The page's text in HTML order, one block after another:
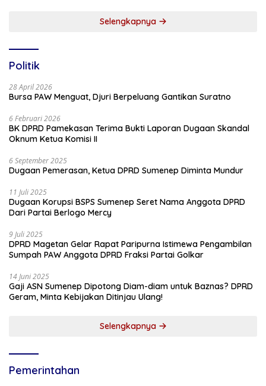
Selengkapnya
Politik
28 April 2026
Bursa PAW Menguat, Djuri Berpeluang Gantikan Suratno
6 Februari 2026
BK DPRD Pamekasan Terima Bukti Laporan Dugaan Skandal
Oknum Ketua Komisi II
6 September 2025
Dugaan Pemerasan, Ketua DPRD Sumenep Diminta Mundur
11 Juli 2025
Dugaan Korupsi BSPS Sumenep Seret Nama Anggota DPRD
Dari Partai Berlogo Mercy
9 Juli 2025
DPRD Magetan Gelar Rapat Paripurna Istimewa Pengambilan
Sumpah PAW Anggota DPRD Fraksi Partai Golkar
14 Juni 2025
Gaji ASN Sumenep Dipotong Diam-diam untuk Baznas? DPRD
Geram, Minta Kebijakan Ditinjau Ulang!
Selengkapnya
Pemerintahan